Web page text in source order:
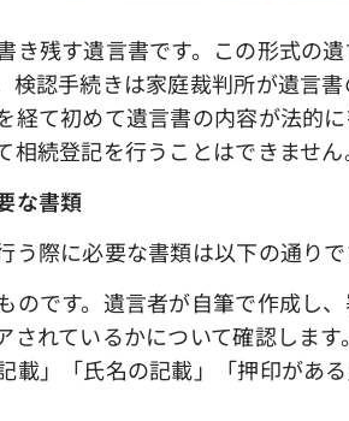
残す遺言書です。この形式の
検認手続きは家庭裁判所が遺言
経て初めて遺言書の内容が法的
続登記を行うことはできません
な書類
う際に必要な書類は以下の通りで
のです。遺言者が自筆で作成し
されているかについて確認しま
載」「氏名の記載」「押印があ